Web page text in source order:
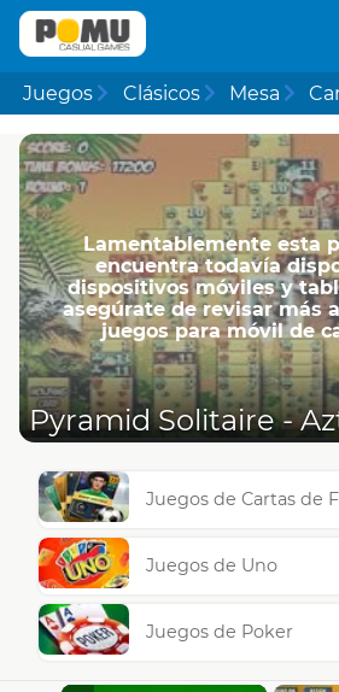
Juegos Clásicos Mesa
Lamentablemente esta
encuentra todavía
dispositivos móviles y
asegúrate de revisar más
juegos para móvil de
Pyramid Solitaire -
Juegos de Cartas de
Juegos de Uno
Juegos de Poker